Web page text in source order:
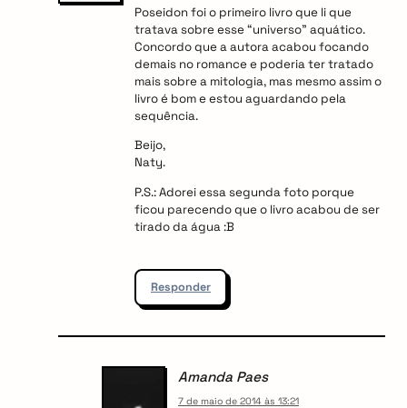
Poseidon foi o primeiro livro que li que
tratava sobre esse “universo” aquático.
Concordo que a autora acabou focando
demais no romance e poderia ter tratado
mais sobre a mitologia, mas mesmo assim o
livro é bom e estou aguardando pela
sequência.
Beijo,
Naty.
P.S.: Adorei essa segunda foto porque
ficou parecendo que o livro acabou de ser
tirado da água :B
Responder
Amanda Paes
7 de maio de 2014 às 13:21